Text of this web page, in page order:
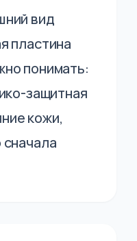
вид
пластина
понимать:
защитная
кожи,